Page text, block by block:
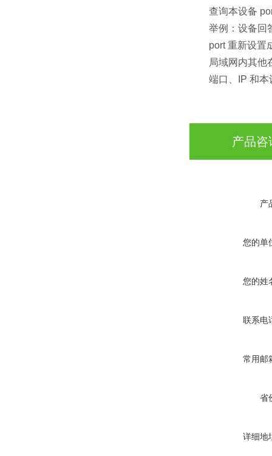
查询本设备 port
举例：设备回答
port 重新设置成
局域网内其他在
端口、IP 和本设
产品咨
产
您的单
您的姓
联系电
常用邮
省
详细地